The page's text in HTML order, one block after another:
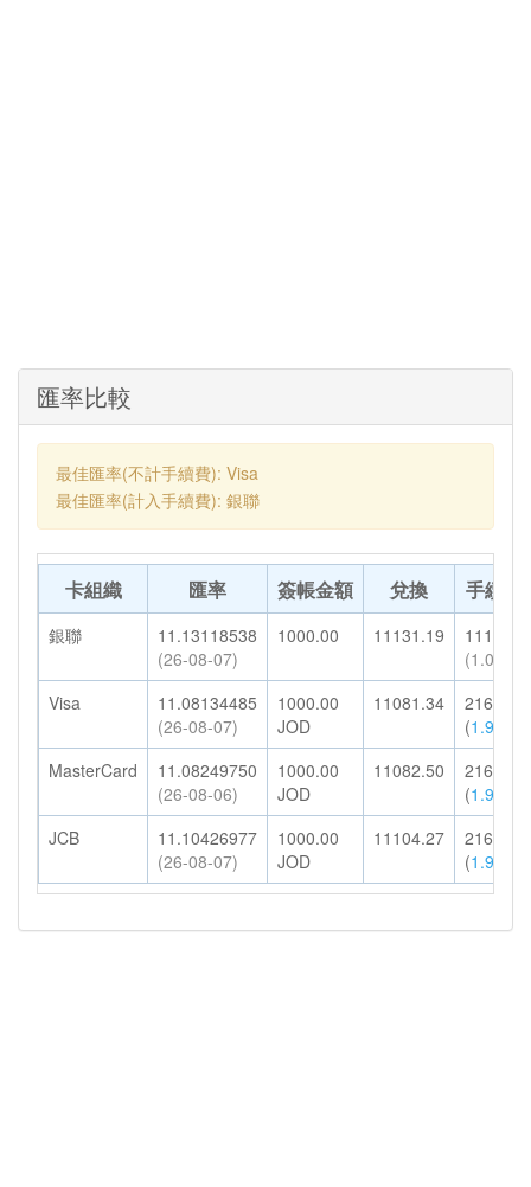
匯率比較
最佳匯率(不計手續費): Visa
最佳匯率(計入手續費): 銀聯
卡組織 匯率 簽帳金額 兌換 手續費
銀聯
11.13118538
(26-08-07)
1000.00 11131.19
111.31
(1.00%)
Visa
11.08134485
(26-08-07)
1000.00
JOD
11081.34
216.09
(1.95%
MasterCard
11.08249750
(26-08-06)
1000.00
JOD
11082.50
216.11
(1.95%
JCB
11.10426977
(26-08-07)
1000.00
JOD
11104.27
216.53
(1.95%